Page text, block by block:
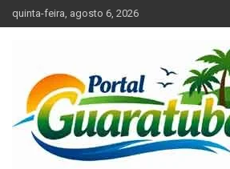
to
quinta-feira, agosto 6, 2026